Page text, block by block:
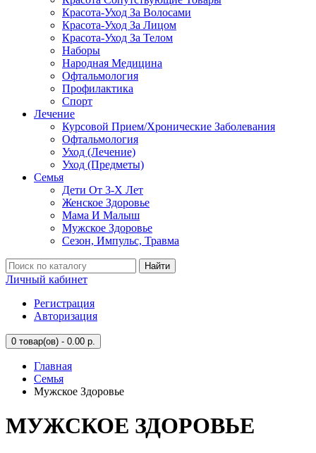
Красота-Уход За Волосами
Красота-Уход За Лицом
Красота-Уход За Телом
Наборы
Народная Медицина
Офтальмология
Профилактика
Спорт
Лечение
Курсовой Прием/Хронические Заболевания
Офтальмология
Уход (Лечение)
Уход (Предметы)
Семья
Дети От 3-Х Лет
Женское Здоровье
Мама И Малыш
Мужское Здоровье
Сезон, Импульс, Травма
Найти
Личный кабинет
Регистрация
Авторизация
0 товар(ов) - 0.00 р.
Главная
Семья
Мужское Здоровье
МУЖСКОЕ ЗДОРОВЬЕ